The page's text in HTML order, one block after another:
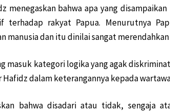
menegaskan bahwa apa yang
terhadap rakyat Papua. Menurutnya
manusia dan itu dinilai sangat
masuk kategori logika yang agak
Hafidz dalam keterangannya kepada
bahwa disadari atau tidak, sengaja